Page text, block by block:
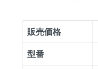
販売価格
型番